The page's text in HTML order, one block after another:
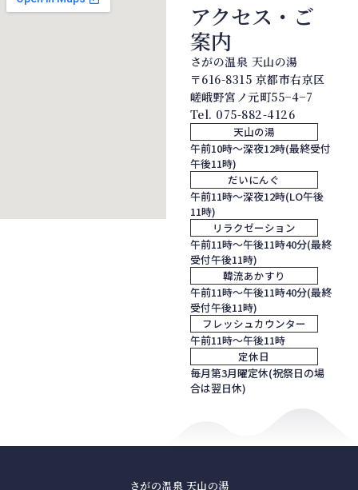
アクセス・ご
案内
さがの温泉 天山の湯
〒616-8315 京都市右京区
嵯峨野宮ノ元町55−4−7
Tel. 075-882-4126
天山の湯
午前10時～深夜12時(最終受付
午後11時)
だいにんぐ
午前11時～深夜12時(LO午後
11時)
リラクゼーション
午前11時～午後11時40分(最終
受付午後11時)
韓流あかすり
午前11時～午後11時40分(最終
受付午後11時)
フレッシュカウンター
午前11時～午後11時
定休日
毎月第3月曜定休(祝祭日の場
合は翌日休)
さがの温泉 天山の湯